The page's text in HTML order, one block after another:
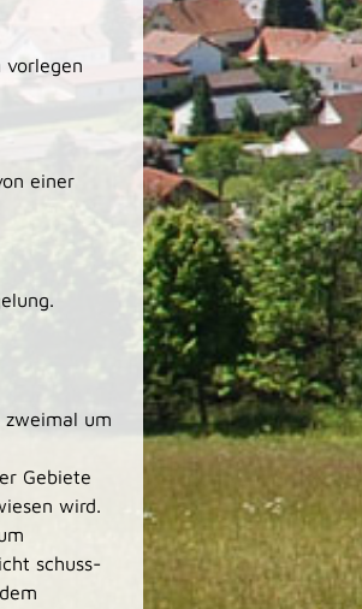
vorlegen
einer
zweimal um
Gebiete
wird.
schuss-